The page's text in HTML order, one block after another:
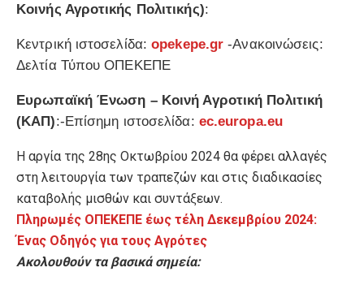
Κοινής Αγροτικής Πολιτικής):
Κεντρική ιστοσελίδα:opekepe.gr -Ανακοινώσεις:
Δελτία Τύπου ΟΠΕΚΕΠΕ
Ευρωπαϊκή Ένωση – Κοινή Αγροτική Πολιτική
(ΚΑΠ):-Επίσημη ιστοσελίδα: ec.europa.eu
Η αργία της 28ης Οκτωβρίου 2024 θα φέρει αλλαγές
στη λειτουργία των τραπεζών και στις διαδικασίες
καταβολής μισθών και συντάξεων.
Πληρωμές ΟΠΕΚΕΠΕ έως τέλη Δεκεμβρίου 2024:
Ένας Οδηγός για τους Αγρότες
Ακολουθούν τα βασικά σημεία: